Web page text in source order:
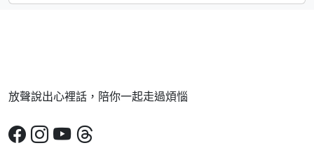
放聲說出心裡話，陪你一起走過煩惱